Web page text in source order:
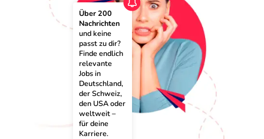
Über 200
Nachrichten
und keine
passt zu dir?
Finde endlich
relevante
Jobs in
Deutschland,
der Schweiz,
den USA oder
weltweit –
für deine
Karriere.